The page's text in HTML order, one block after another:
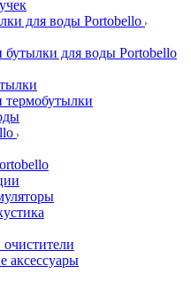
для воды Portobello
для воды Portobello
аксессуары